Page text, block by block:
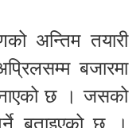
अन्तिम तयारी
बजारमा
छ । जसको
बताइएको छ ।